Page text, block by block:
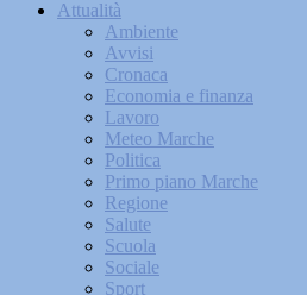
Attualità
Ambiente
Avvisi
Cronaca
Economia e finanza
Lavoro
Meteo Marche
Politica
Primo piano Marche
Regione
Salute
Scuola
Sociale
Sport